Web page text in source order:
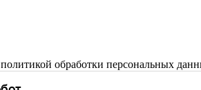
политикой обработки персональных